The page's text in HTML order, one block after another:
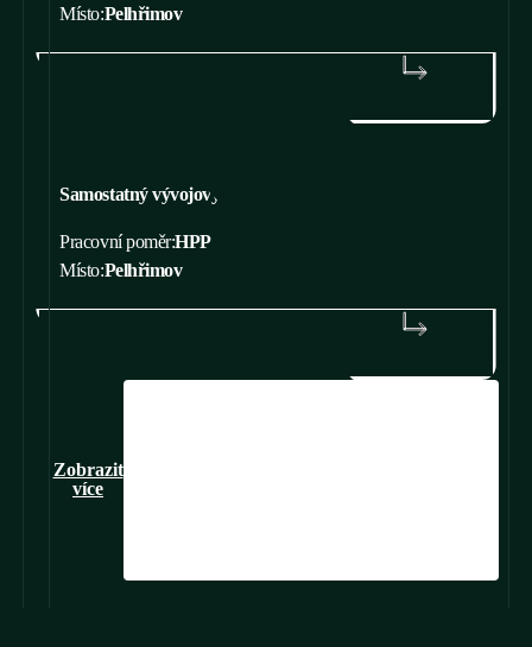
Místo:Pelhřimov
Samostatný vývojový pracovník
Pracovní poměr:HPP
Místo:Pelhřimov
Zobrazit
více